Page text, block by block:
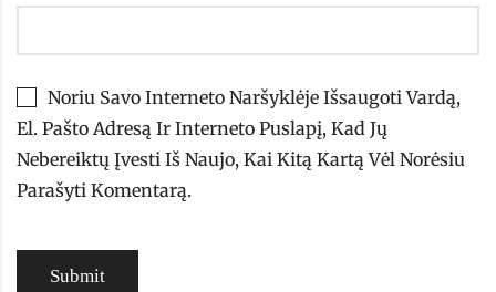
Noriu Savo Interneto Naršyklėje Išsaugoti Vardą,
El. Pašto Adresą Ir Interneto Puslapį, Kad Jų
Nebereiktų Įvesti Iš Naujo, Kai Kitą Kartą Vėl Norėsiu
Parašyti Komentarą.